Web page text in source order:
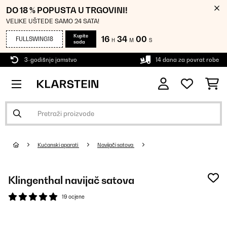
DO 18 % POPUSTA U TRGOVINI!
VELIKE UŠTEDE SAMO 24 SATA!
FULLSWING18
Kupite
sada
16 H 33 M 58 S
3-godišnje jamstvo 14 dana za povrat robe
Kućanski aparati Navijači satova
Klingenthal navijač satova
19 ocjene